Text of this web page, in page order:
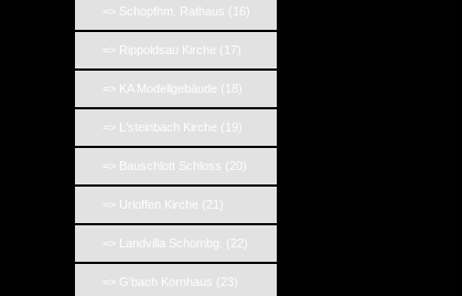
=> Schopfhm. Rathaus (16)
=> Rippoldsau Kirche (17)
=> KA Modellgebäude (18)
=> L'steinbach Kirche (19)
=> Bauschlott Schloss (20)
=> Urloffen Kirche (21)
=> Landvilla Schombg. (22)
=> G'bach Kornhaus (23)